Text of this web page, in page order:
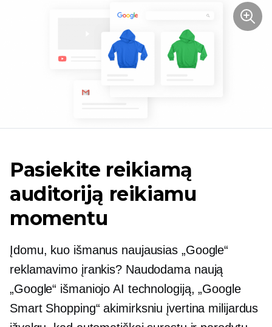
Pasiekite reikiamą
auditoriją reikiamu
momentu
Įdomu, kuo išmanus naujausias „Google“
reklamavimo įrankis? Naudodama naują
„Google“ išmaniojo AI technologiją, „Google
Smart Shopping“ akimirksniu įvertina milijardus